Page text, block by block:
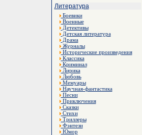
Литература
Боевики
Военные
Детективы
Детская литература
Драма
Журналы
Исторические произведения
Классика
Криминал
Лирика
Любовь
Мемуары
Научная-фантастика
Песни
Приключения
Сказки
Стихи
Триллеры
Фэнтези
Юмор